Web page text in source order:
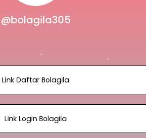
@bolagila305
Link Daftar Bolagila
Link Login Bolagila